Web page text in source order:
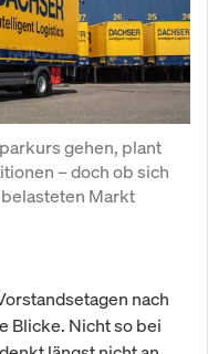
gehen, plant
– doch ob sich
Markt
nach
Blicke. Nicht so bei